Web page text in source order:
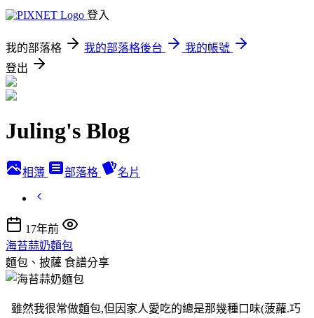
登入
我的部落格 我的部落格後台
我的帳號
登出
Juling's Blog
相簿 部落格 名片
17年前
海苔蒜奶麵包
麵包、披薩 食譜分享
雖然我很常做麵包,但因家人愛吃的總是那幾種口味(菠蘿.巧